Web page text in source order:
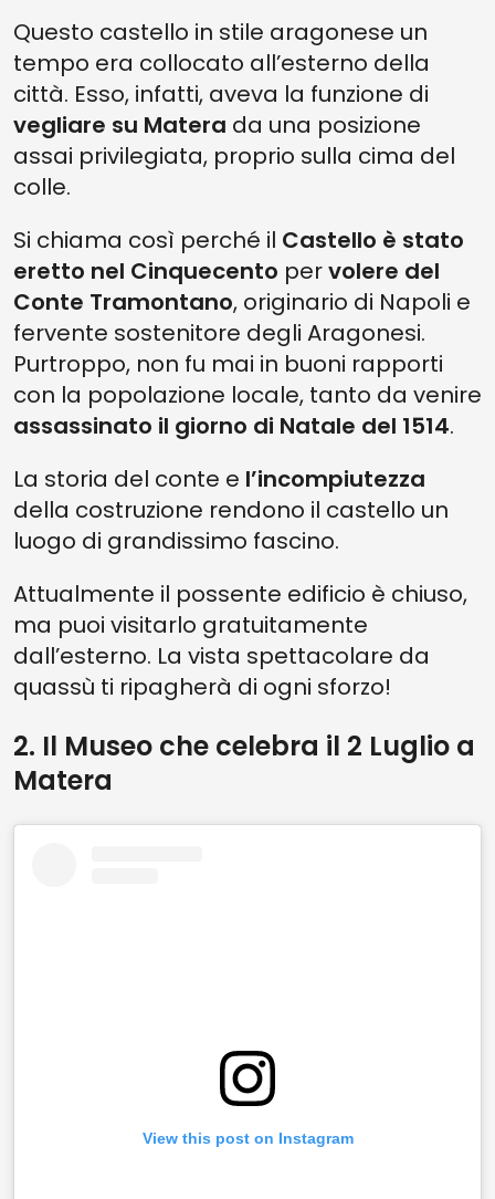
Questo castello in stile aragonese un
tempo era collocato all’esterno della
città. Esso, infatti, aveva la funzione di
vegliare su Matera da una posizione
assai privilegiata, proprio sulla cima del
colle.
Si chiama così perché il Castello è stato
eretto nel Cinquecento pervolere del
Conte Tramontano, originario di Napoli e
fervente sostenitore degli Aragonesi.
Purtroppo, non fu mai in buoni rapporti
con la popolazione locale, tanto da venire
assassinato il giorno di Natale del 1514.
La storia del conte e l’incompiutezza
della costruzione rendono il castello un
luogo di grandissimo fascino.
Attualmente il possente edificio è chiuso,
ma puoi visitarlo gratuitamente
dall’esterno. La vista spettacolare da
quassù ti ripagherà di ogni sforzo!
2. Il Museo che celebra il 2 Luglio a
Matera
View this post on Instagram